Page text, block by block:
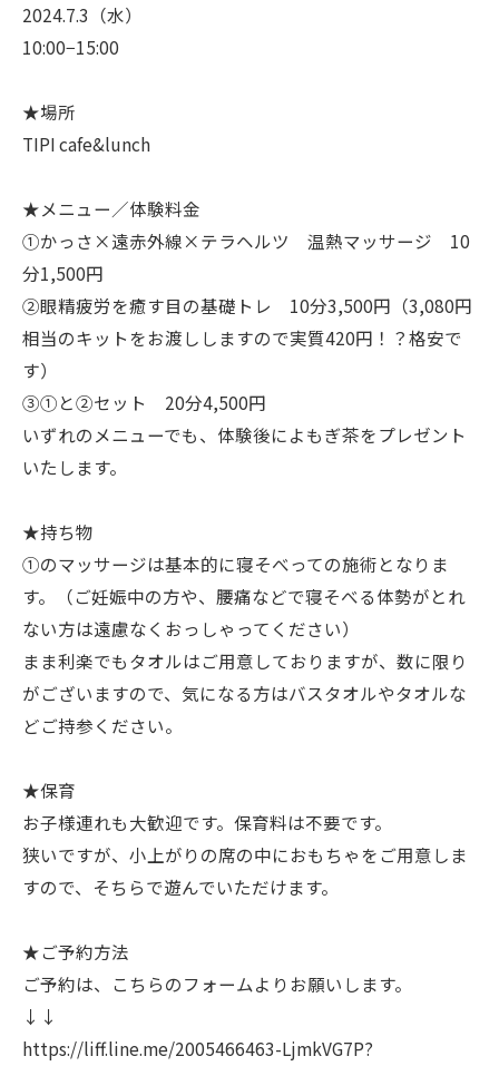
2024.7.3（水）
10:00−15:00
★場所
TIPI cafe&lunch
★メニュー／体験料金
①かっさ×遠赤外線×テラヘルツ 温熱マッサージ 10
分1,500円
②眼精疲労を癒す目の基礎トレ 10分3,500円（3,080円
相当のキットをお渡ししますので実質420円！？格安で
す）
③①と②セット 20分4,500円
いずれのメニューでも、体験後によもぎ茶をプレゼント
いたします。
★持ち物
①のマッサージは基本的に寝そべっての施術となりま
す。（ご妊娠中の方や、腰痛などで寝そべる体勢がとれ
ない方は遠慮なくおっしゃってください）
まま利楽でもタオルはご用意しておりますが、数に限り
がございますので、気になる方はバスタオルやタオルな
どご持参ください。
★保育
お子様連れも大歓迎です。保育料は不要です。
狭いですが、小上がりの席の中におもちゃをご用意しま
すので、そちらで遊んでいただけます。
★ご予約方法
ご予約は、こちらのフォームよりお願いします。
↓↓
https://liff.line.me/2005466463-LjmkVG7P?